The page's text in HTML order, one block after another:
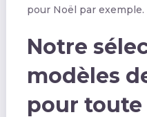
pour Noël par exemple.
Notre
modèles
pour